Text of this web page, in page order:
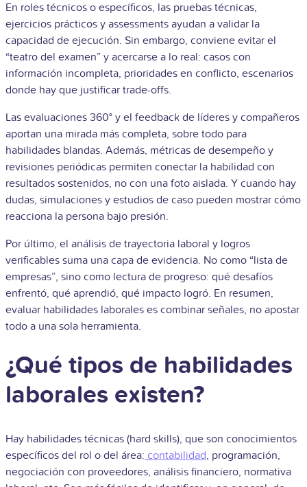
En roles técnicos o específicos, las pruebas técnicas,
ejercicios prácticos y assessments ayudan a validar la
capacidad de ejecución. Sin embargo, conviene evitar el
“teatro del examen” y acercarse a lo real: casos con
información incompleta, prioridades en conflicto, escenarios
donde hay que justificar trade-offs.
Las evaluaciones 360° y el feedback de líderes y compañeros
aportan una mirada más completa, sobre todo para
habilidades blandas. Además, métricas de desempeño y
revisiones periódicas permiten conectar la habilidad con
resultados sostenidos, no con una foto aislada. Y cuando hay
dudas, simulaciones y estudios de caso pueden mostrar cómo
reacciona la persona bajo presión.
Por último, el análisis de trayectoria laboral y logros
verificables suma una capa de evidencia. No como “lista de
empresas”, sino como lectura de progreso: qué desafíos
enfrentó, qué aprendió, qué impacto logró. En resumen,
evaluar habilidades laborales es combinar señales, no apostar
todo a una sola herramienta.
¿Qué tipos de habilidades
laborales existen?
Hay habilidades técnicas (hard skills), que son conocimientos
específicos del rol o del área: contabilidad, programación,
negociación con proveedores, análisis financiero, normativa